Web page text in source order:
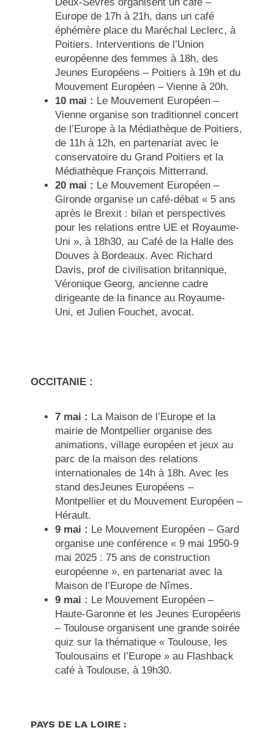
Europe de 17h à 21h, dans un café
éphémère place du Maréchal Leclerc, à
Poitiers. Interventions de l’Union
européenne des femmes à 18h, des
Jeunes Européens – Poitiers à 19h et du
Mouvement Européen – Vienne à 20h.
10 mai : Le Mouvement Européen –
Vienne organise son traditionnel concert
de l’Europe à la Médiathèque de Poitiers,
de 11h à 12h, en partenariat avec le
conservatoire du Grand Poitiers et la
Médiathèque François Mitterrand.
20 mai : Le Mouvement Européen –
Gironde organise uncafé-débat « 5 ans
après le Brexit : bilan et perspectives
pour les relations entre UE et Royaume-
Uni », à 18h30, au Café de la Halle des
Douves à Bordeaux. Avec Richard
Davis, prof de civilisation britannique,
Véronique Georg, ancienne cadre
dirigeante de la finance au Royaume-
Uni, et Julien Fouchet, avocat.
OCCITANIE :
7 mai : La Maison de l’Europe et la
mairie de Montpellier organise des
animations, village européen et jeux au
parc de la maison des relations
internationales de 14h à 18h. Avec les
stand desJeunes Européens –
Montpellier et du Mouvement Européen –
Hérault.
9 mai : Le Mouvement Européen – Gard
organise uneconférence «9 mai 1950-9
mai 2025 : 75 ans de construction
européenne », en partenariat avec la
Maison de l’Europe de Nîmes.
9 mai : Le Mouvement Européen –
Haute-Garonne et les Jeunes Européens
– Toulouse organisent une grande soirée
quiz sur la thématique « Toulouse, les
Toulousains et l’Europe » au Flashback
café à Toulouse, à 19h30.
PAYS DE LA LOIRE :